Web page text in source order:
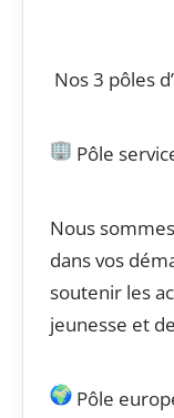
Nos 3 pôles
Pôle
Nous
dans vos
soutenir les
jeunesse et
Pôle